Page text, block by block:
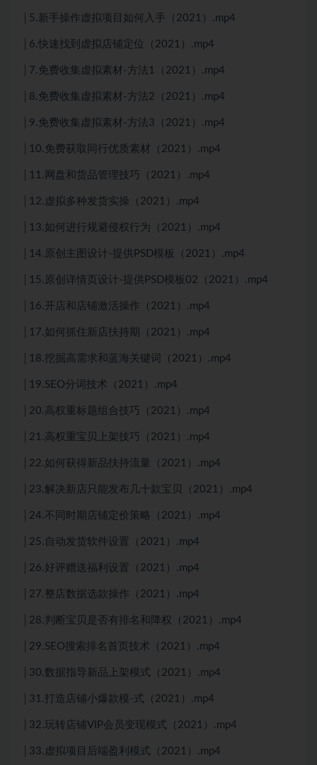
│5.新手操作虚拟项目如何入手（2021）.mp4
│6.快速找到虚拟店铺定位（2021）.mp4
│7.免费收集虚拟素材-方法1（2021）.mp4
│8.免费收集虚拟素材-方法2（2021）.mp4
│9.免费收集虚拟素材-方法3（2021）.mp4
│10.免费获取同行优质素材（2021）.mp4
│11.网盘和货品管理技巧（2021）.mp4
│12.虚拟多种发货实操（2021）.mp4
│13.如何进行规避侵权行为（2021）.mp4
│14.原创主图设计-提供PSD模板（2021）.mp4
│15.原创详情页设计-提供PSD模板02（2021）.mp4
│16.开店和店铺激活操作（2021）.mp4
│17.如何抓住新店扶持期（2021）.mp4
│18.挖掘高需求和蓝海关键词（2021）.mp4
│19.SEO分词技术（2021）.mp4
│20.高权重标题组合技巧（2021）.mp4
│21.高权重宝贝上架技巧（2021）.mp4
│22.如何获得新品扶持流量（2021）.mp4
│23.解决新店只能发布几十款宝贝（2021）.mp4
│24.不同时期店铺定价策略（2021）.mp4
│25.自动发货软件设置（2021）.mp4
│26.好评赠送福利设置（2021）.mp4
│27.整店数据选款操作（2021）.mp4
│28.判断宝贝是否有排名和降权（2021）.mp4
│29.SEO搜索排名首页技术（2021）.mp4
│30.数据指导新品上架模式（2021）.mp4
│31.打造店铺小爆款模-式（2021）.mp4
│32.玩转店铺VIP会员变现模式（2021）.mp4
│33.虚拟项目后端盈利模式（2021）.mp4